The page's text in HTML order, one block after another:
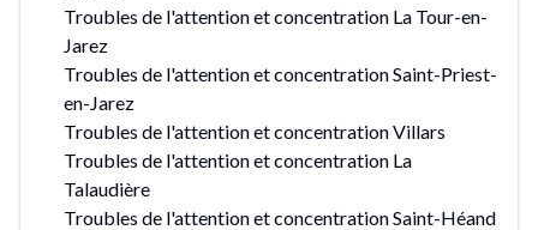
Troubles de l'attention et concentration La Tour-en-
Jarez
Troubles de l'attention et concentration Saint-Priest-
en-Jarez
Troubles de l'attention et concentration Villars
Troubles de l'attention et concentration La
Talaudière
Troubles de l'attention et concentration Saint-Héand